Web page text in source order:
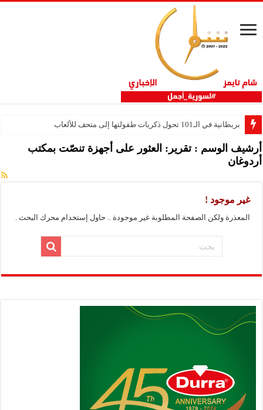
بريطانية في الـ101 تحول ذكريات طفولتها إلى متحف للألعاب
أرشيف الوسم :تقرير: العثور على أجهزة تنصّت بمكتب
أردوغان
غير موجود !
المعذرة ولكن الصفحة المطلوبة غير موجودة .. حاول إستخدام محرك البحث .